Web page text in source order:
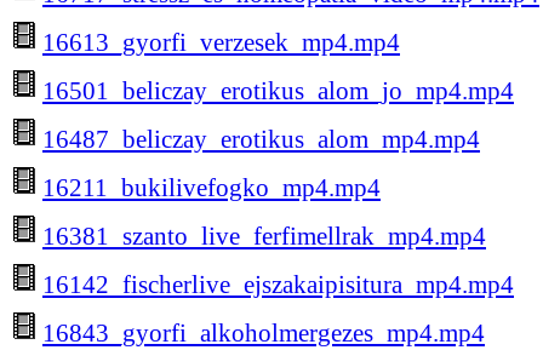
16613_gyorfi_verzesek_mp4.mp4
16501_beliczay_erotikus_alom_jo_mp4.mp4
16487_beliczay_erotikus_alom_mp4.mp4
16211_bukilivefogko_mp4.mp4
16381_szanto_live_ferfimellrak_mp4.mp4
16142_fischerlive_ejszakaipisitura_mp4.mp4
16843_gyorfi_alkoholmergezes_mp4.mp4